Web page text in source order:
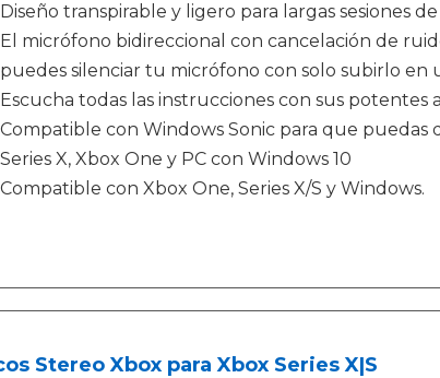
Diseño transpirable y ligero para largas sesiones
El micrófono bidireccional con cancelación de
puedes silenciar tu micrófono con solo subirlo en
Escucha todas las instrucciones con sus potentes
Compatible con Windows Sonic para que
Series X, Xbox One y PC con Windows 10
Compatible con Xbox One, Series X/S y Windows.
Stereo Xbox para Xbox Series X|S